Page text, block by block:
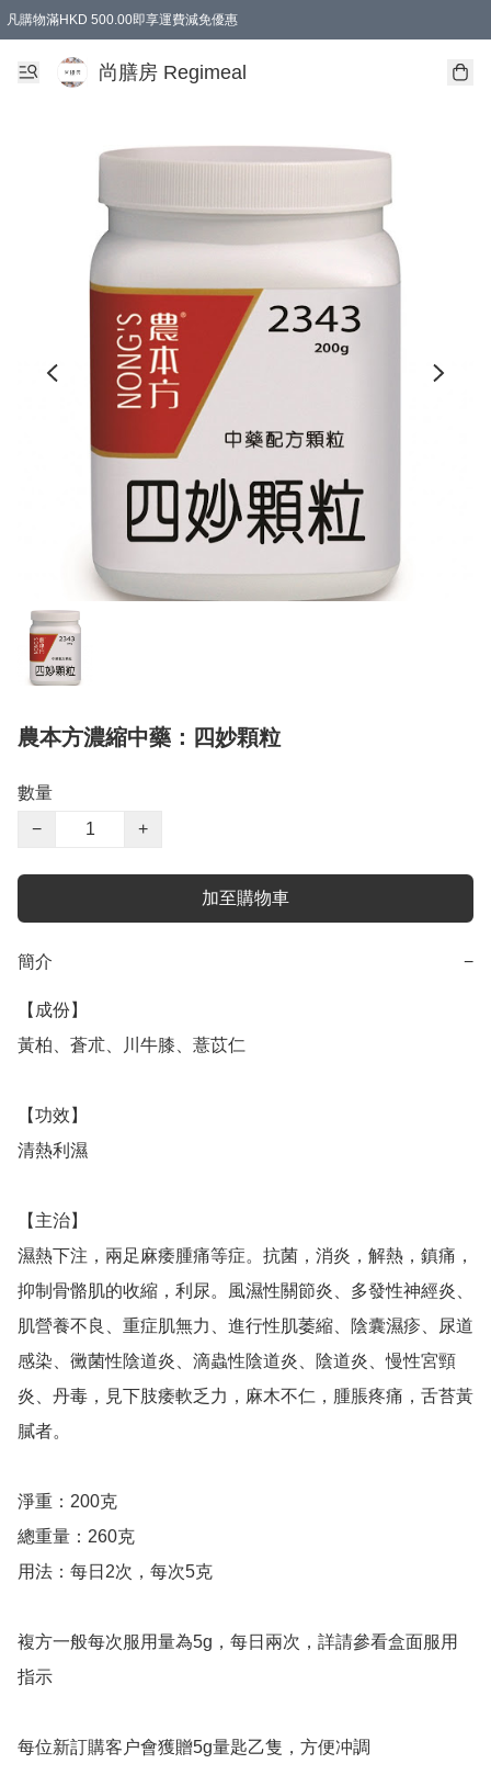
凡購物滿HKD 500.00即享運費減免優惠
尚膳房 Regimeal
農本方濃縮中藥：四妙顆粒
數量
−
+
加至購物車
簡介 −
【成份】
黃柏、蒼朮、川牛膝、薏苡仁
【功效】
清熱利濕
【主治】
濕熱下注，兩足麻痿腫痛等症。抗菌，消炎，解熱，鎮痛，
抑制骨骼肌的收縮，利尿。風濕性關節炎、多發性神經炎、
肌營養不良、重症肌無力、進行性肌萎縮、陰囊濕疹、尿道
感染、黴菌性陰道炎、滴蟲性陰道炎、陰道炎、慢性宮頸
炎、丹毒，見下肢痿軟乏力，麻木不仁，腫脹疼痛，舌苔黃
膩者。
淨重：200克
總重量：260克
用法：每日2次，每次5克
複方一般每次服用量為5g，每日兩次，詳請參看盒面服用
指示
每位新訂購客户會獲贈5g量匙乙隻，方便冲調